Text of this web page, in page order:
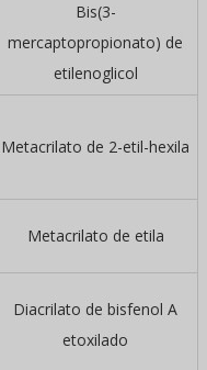
Bis(3-
mercaptopropionato) de
etilenoglicol
Metacrilato de 2-etil-hexila
Metacrilato de etila
Diacrilato de bisfenol A
etoxilado